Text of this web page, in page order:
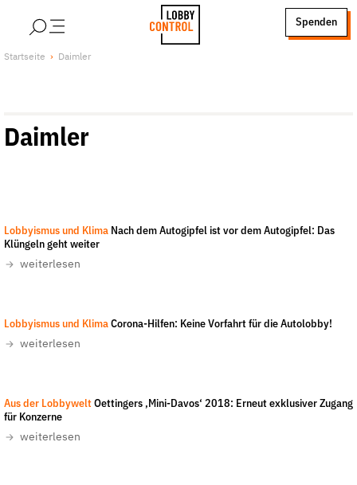
Spenden
Über uns
Finanzierung
Unsere Schwerpunkte
Lobbykontrolle und Regeln
Spenden & Fördern
Geschenkspende
Bußgelder und Geldauflagen
Startseite Daimler
Daimler
Lobbyismus und Klima Nach dem Autogipfel ist vor dem Autogipfel: Das
Klüngeln geht weiter
weiterlesen
Lobbyismus und Klima Corona-Hilfen: Keine Vorfahrt für die Autolobby!
weiterlesen
Aus der Lobbywelt Oettingers ‚Mini-Davos‘ 2018: Erneut exklusiver Zugang
für Konzerne
weiterlesen